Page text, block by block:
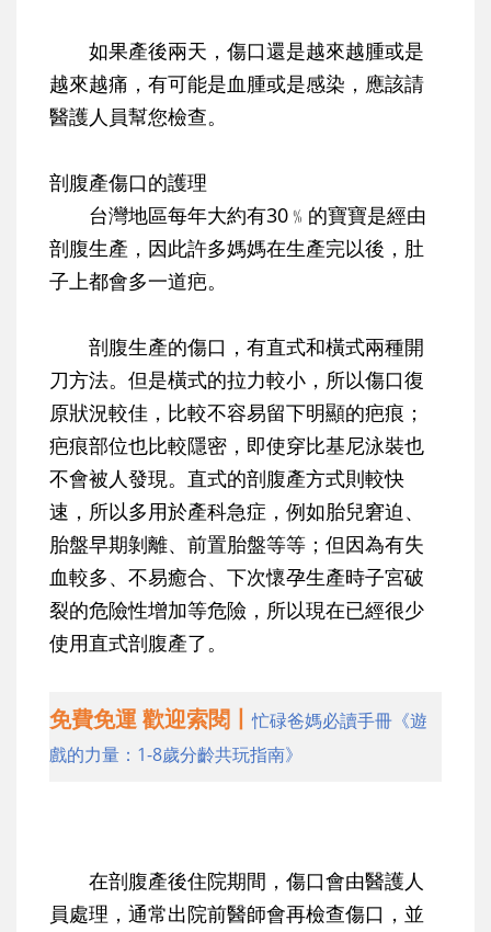
如果產後兩天，傷口還是越來越腫或是
越來越痛，有可能是血腫或是感染，應該請
醫護人員幫您檢查。
剖腹產傷口的護理
台灣地區每年大約有30﹪的寶寶是經由
剖腹生產，因此許多媽媽在生產完以後，肚
子上都會多一道疤。
剖腹生產的傷口，有直式和橫式兩種開
刀方法。但是橫式的拉力較小，所以傷口復
原狀況較佳，比較不容易留下明顯的疤痕；
疤痕部位也比較隱密，即使穿比基尼泳裝也
不會被人發現。直式的剖腹產方式則較快
速，所以多用於產科急症，例如胎兒窘迫、
胎盤早期剝離、前置胎盤等等；但因為有失
血較多、不易癒合、下次懷孕生產時子宮破
裂的危險性增加等危險，所以現在已經很少
使用直式剖腹產了。
免費免運 歡迎索閱丨忙碌爸媽必讀手冊《遊
戲的力量：1-8歲分齡共玩指南》
在剖腹產後住院期間，傷口會由醫護人
員處理，通常出院前醫師會再檢查傷口，並